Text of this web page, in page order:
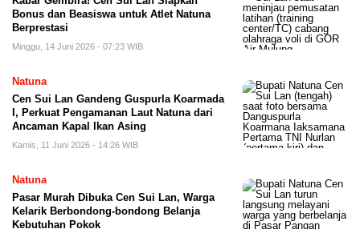
Bonus dan Beasiswa untuk Atlet Natuna
Berprestasi
Minggu, 14 Juni 2026 - 07:23 WIB
Natuna
Cen Sui Lan Gandeng Guspurla Koarmada
I, Perkuat Pengamanan Laut Natuna dari
Ancaman Kapal Ikan Asing
Kamis, 11 Juni 2026 - 14:26 WIB
Natuna
Pasar Murah Dibuka Cen Sui Lan, Warga
Kelarik Berbondong-bondong Belanja
Kebutuhan Pokok